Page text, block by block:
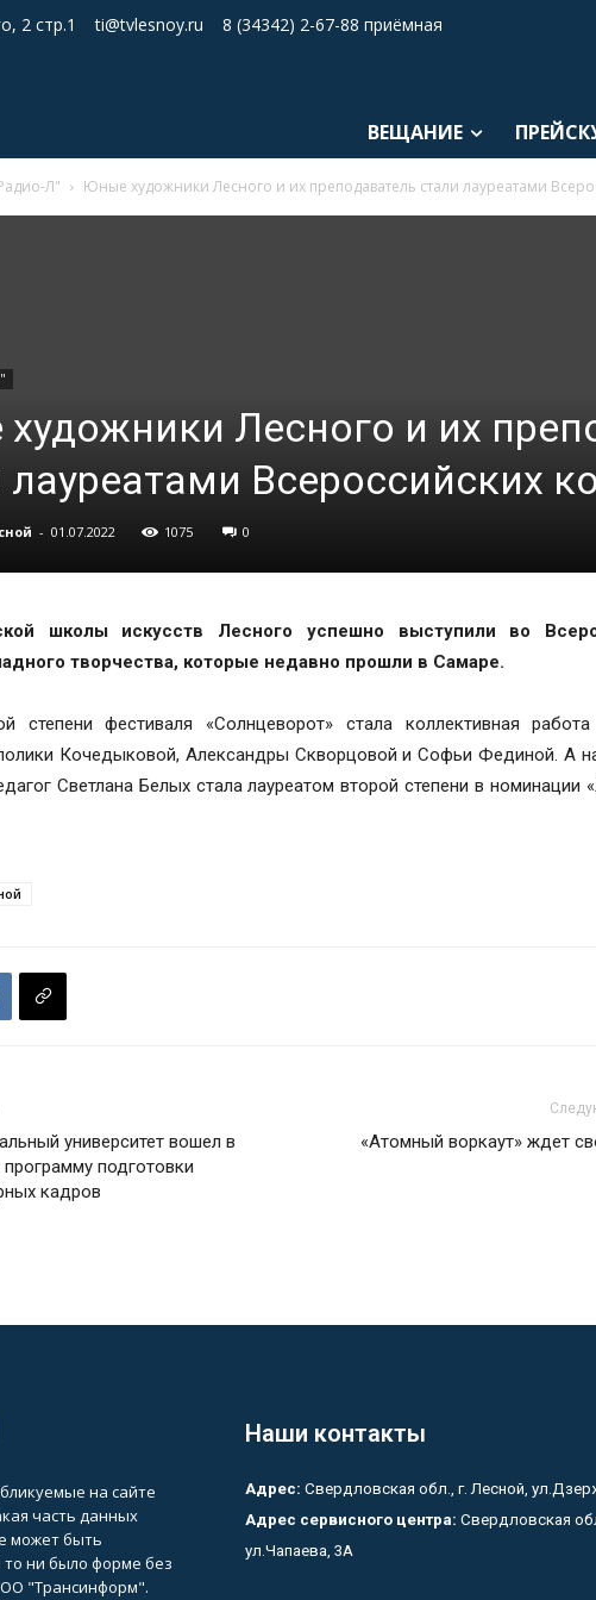
2 стр.1 ti@tvlesnoy.ru 8 (34342) 2-67-88 приёмная
ВЕЩАНИЕ
Л" Юные художники Лесного и их преподаватель стали лауреатами
Лесного и их
лауреатами Всероссийских
- 01.07.2022 1075 0
школы искусств Лесного успешно выступили во
творчества, которые недавно прошли в Самаре.
степени фестиваля «Солнцеворот» стала коллективная
Кочедыковой, Александры Скворцовой и Софьи Фединой. А
Светлана Белых стала лауреатом второй степени в номинации
университет вошел в
подготовки
кадров
«Атомный воркаут» ждет
на сайте
часть данных
может быть
ни было форме без
"Трансинформ".
Наши контакты
Адрес: Свердловская обл., г. Лесной,
Адрес сервисного центра: Свердловская
ул.Чапаева, 3А